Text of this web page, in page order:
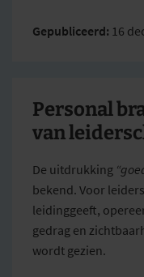
Gepubliceerd: 16
Personal
van
De uitdrukking
bekend. Voor
leidinggeeft,
gedrag en
wordt gezien.